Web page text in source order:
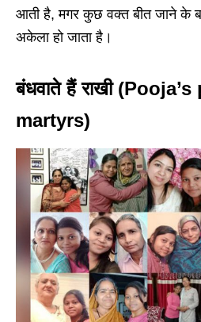
आती है, मगर कुछ वक्त बीत जाने के
अकेला हो जाता है।
बंधवाते हैं राखी
martyrs)